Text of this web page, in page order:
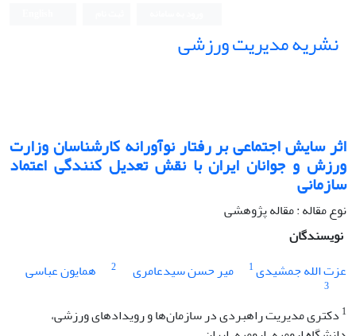
نشریه مدیریت ورزشی
اثر سایش اجتماعی بر رفتار نوآورانه کارشناسان وزارت
ورزش و جوانان ایران با نقش تعدیل کنندگی اعتماد
سازمانی
نوع مقاله : مقاله پژوهشی
نویسندگان
عزت الله جمشیدی1 میر حسن سیدعامری 2 همایون عباسی
3
1 دکتری مدیریت راهبردی در سازمان‌ها و رویدادهای ورزشی،